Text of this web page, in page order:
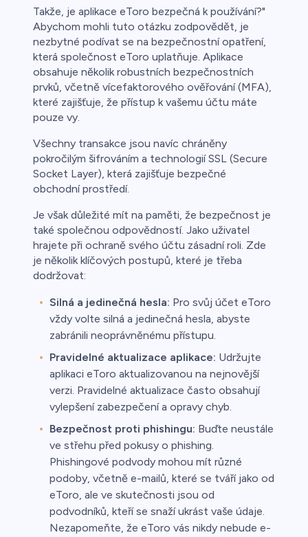
Takže, je aplikace eToro bezpečná k používání?"
Abychom mohli tuto otázku zodpovědět, je
nezbytné podívat se na bezpečnostní opatření,
která společnost eToro uplatňuje. Aplikace
obsahuje několik robustních bezpečnostních
prvků, včetně vícefaktorového ověřování (MFA),
které zajišťuje, že přístup k vašemu účtu máte
pouze vy.
Všechny transakce jsou navíc chráněny
pokročilým šifrováním a technologií SSL (Secure
Socket Layer), která zajišťuje bezpečné
obchodní prostředí.
Je však důležité mít na paměti, že bezpečnost je
také společnou odpovědností. Jako uživatel
hrajete při ochraně svého účtu zásadní roli. Zde
je několik klíčových postupů, které je třeba
dodržovat:
Silná a jedinečná hesla: Pro svůj účet eToro
vždy volte silná a jedinečná hesla, abyste
zabránili neoprávněnému přístupu.
Pravidelné aktualizace aplikace: Udržujte
aplikaci eToro aktualizovanou na nejnovější
verzi. Pravidelné aktualizace často obsahují
vylepšení zabezpečení a opravy chyb.
Bezpečnost proti phishingu: Buďte neustále
ve střehu před pokusy o phishing.
Phishingové podvody mohou mít různé
podoby, včetně e-mailů, které se tváří jako od
eToro, ale ve skutečnosti jsou od
podvodníků, kteří se snaží ukrást vaše údaje.
Nezapomeňte, že eToro vás nikdy nebude e-